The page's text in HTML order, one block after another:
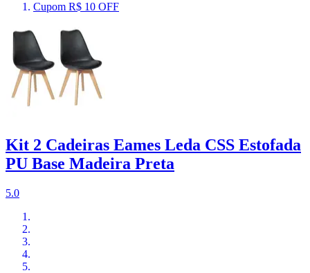
Cupom R$ 10 OFF
Kit 2 Cadeiras Eames Leda CSS Estofada
PU Base Madeira Preta
5.0